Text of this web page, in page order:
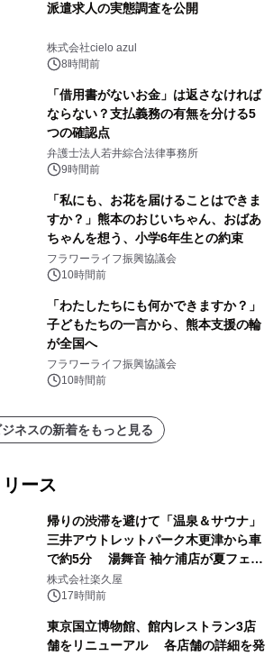
派遣求人の実態調査を公開
株式会社cielo azul
8時間前
「借用書がないお金」は返さなければ
ならない？支払義務の有無を分ける5
つの確認点
弁護士法人若井綜合法律事務所
9時間前
「私にも、お花を届けることはできま
すか？」熊本のおじいちゃん、おばあ
ちゃんを想う、小学6年生との約束
フラワーライフ振興協議会
10時間前
「わたしたちにも何かできますか？」
子どもたちの一言から、熊本支援の輪
が全国へ
フラワーライフ振興協議会
10時間前
ジネスの新着をもっと見る
ース
帰りの渋滞を避けて「温泉＆サウナ」
三井アウトレットパーク木更津から車
で約5分 湯舞音 袖ケ浦店が夏フェア
メニューを提供
株式会社楽久屋
17時間前
東京国立博物館、館内レストラン3店
舗をリニューアル 各店舗の詳細を発